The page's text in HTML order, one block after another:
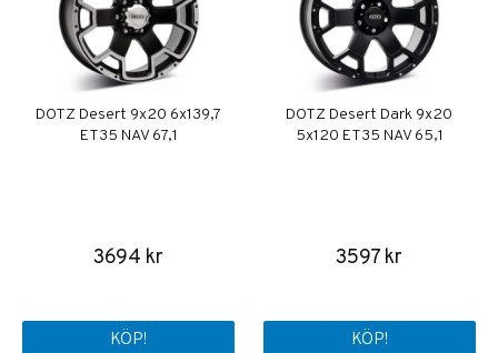
DOTZ Desert 9x20 6x139,7
ET35 NAV 67,1
3694 kr
KÖP!
DOTZ Desert Dark 9x20
5x120 ET35 NAV 65,1
3597 kr
KÖP!